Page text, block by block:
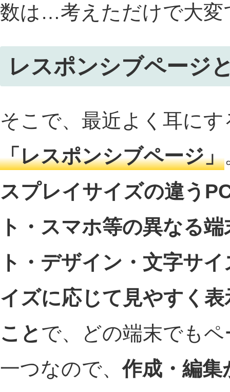
数は…考えただけで大変
レスポンシブページ
そこで、最近よく耳に
「レスポンシブページ」
スプレイサイズの違う
ト・スマホ等の異なる
ト・デザイン・文字サ
イズに応じて見やすく
こと で、どの端末でも
一つなので、作成・編集